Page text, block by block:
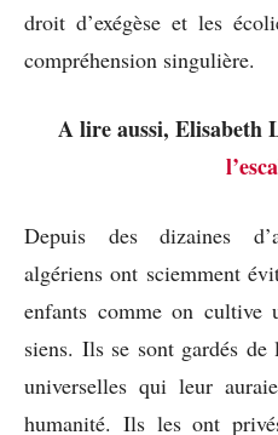
droit d’exégèse et les
compréhension singulière.
A lire aussi, Elisabeth
Depuis des dizaines
algériens ont sciemment
enfants comme on cultive
siens. Ils se sont gardés
universelles qui leur
humanité. Ils les ont